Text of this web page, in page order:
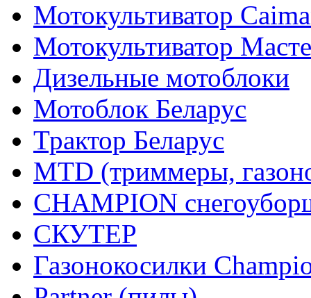
Мотокультиватор
Мотокультиватор
Дизельные мотоблоки
Мотоблок Беларус
Трактор Беларус
MTD (триммеры,
CHAMPION
СКУТЕР
Газонокосилки